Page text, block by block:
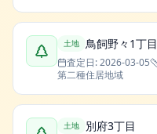
土地 鳥飼野々1丁目
査定日:2026-03-05
第二種住居地域
土地 別府3丁目